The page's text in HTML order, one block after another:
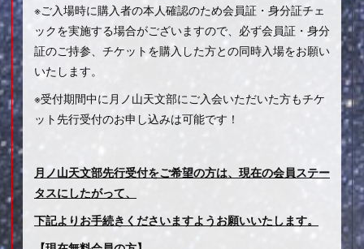
※ご入場時に購入者の本人確認のため会員証・身分証チェ
ックを実施する場合がございますので、必ず会員証・身分
証のご持参、チケットを購入した方との同時入場をお願い
いたします。
※受付期間中に月ノ山天文部にご入会いただいた方もチケ
ット先行受付のお申し込みは可能です！
月ノ山天文部先行受付をご希望の方は、現在の会員ステー
タスにしたがって、
下記よりお手続きくださいますようお願いいたします。